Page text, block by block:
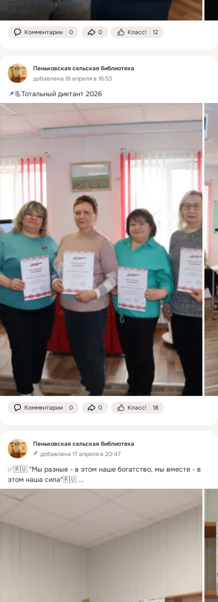
Комментарии 0 0 Класс! 12
Пеньковская сельская библиотека
добавлена 18 апреля в 16:53
📌📃Тотальный диктант 2026
Комментарии 0 0 Класс! 18
Пеньковская сельская библиотека
добавлена 17 апреля в 20:47
✅🇷🇺 "Мы разные - в этом наше богатство, мы вместе - в
этом наша сила"🇷🇺 ...